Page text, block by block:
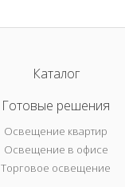
Каталог
Готовые решения
Освещение квартир
Освещение в офисе
Торговое освещение